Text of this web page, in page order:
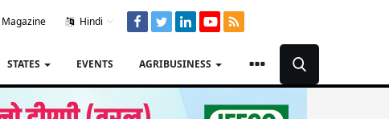
Magazine Hindi
STATES EVENTS AGRIBUSINESS